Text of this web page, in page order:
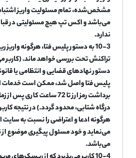
مشخص‌شده، تمام مسئولیت واریز اشتباه
می‌باشد و اکس تپ هیچ مسئولیتی در قبال
ندارد.
تراکنش تحت بررسی خواهد ماند. (کاربر
دستور نهادهای قضایی و انتظامی یا
پلیس فتا واصل شد، ممکن است خدمات
برداشت رمز ارز تا 72 ساعت کاری
درگاه شتابی، محدود گردد.) در نتیجه
هرگونه ادعا و اعتراضی را نسبت به
می‌نماید و خود مسئول پیگیری موضوع
می‌باشد.